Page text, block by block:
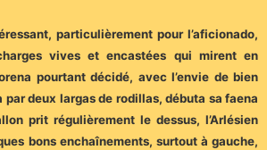
particulièrement pour l’aficionado,
vives et encastées qui mirent en
pourtant décidé, avec l’envie de bien
deux largas de rodillas, débuta sa faena
prit régulièrement le dessus, l’Arlésien
bons enchaînements, surtout à gauche,